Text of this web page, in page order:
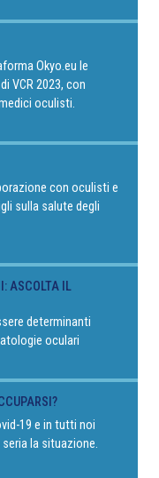
Okyo.eu le
VCR 2023, con
oculisti.
con oculisti e
sulla salute degli
ASCOLTA IL
determinanti
oculari
19 e in tutti noi
la situazione.